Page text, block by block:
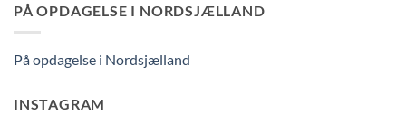
PÅ OPDAGELSE I NORDSJÆLLAND
På opdagelse i Nordsjælland
INSTAGRAM